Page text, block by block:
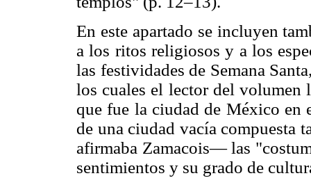
En este apartado se incluyen
a los ritos religiosos y a los
las festividades de Semana
los cuales el lector del volumen
que fue la ciudad de México
de una ciudad vacía compuesta
afirmaba Zamacois— las
sentimientos y su grado de